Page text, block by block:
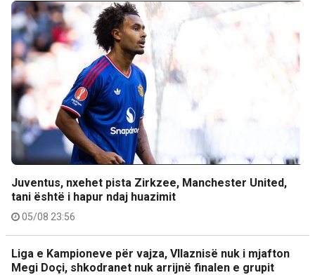
Juventus, nxehet pista Zirkzee, Manchester United,
tani është i hapur ndaj huazimit
05/08 23:56
Liga e Kampioneve për vajza, Vllaznisë nuk i mjafton
Megi Doçi, shkodranet nuk arrijnë finalen e grupit